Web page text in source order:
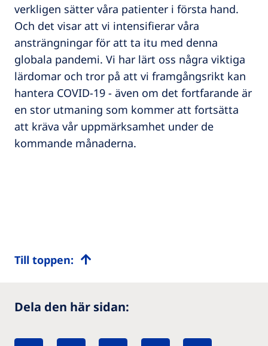
verkligen sätter våra patienter i första hand.
Och det visar att vi intensifierar våra
ansträngningar för att ta itu med denna
globala pandemi. Vi har lärt oss några viktiga
lärdomar och tror på att vi framgångsrikt kan
hantera COVID-19 - även om det fortfarande är
en stor utmaning som kommer att fortsätta
att kräva vår uppmärksamhet under de
kommande månaderna.
Till toppen:
Dela den här sidan: